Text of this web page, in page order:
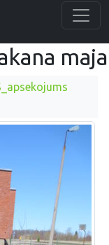
maja